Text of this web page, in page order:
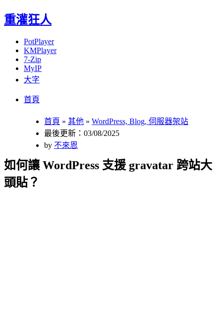
重灌狂人
PotPlayer
KMPlayer
7-Zip
MyIP
大字
首頁
首頁 » 其他 » WordPress, Blog, 伺服器架站
最後更新：03/08/2025
by 不來恩
如何讓 WordPress 支援 gravatar 跨站大
頭貼？